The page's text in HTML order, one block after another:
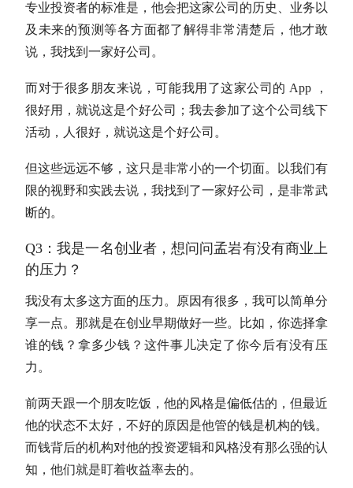
专业投资者的标准是，他会把这家公司的历史、业务以
及未来的预测等各方面都了解得非常清楚后，他才敢
说，我找到一家好公司。
而对于很多朋友来说，可能我用了这家公司的 App ，
很好用，就说这是个好公司；我去参加了这个公司线下
活动，人很好，就说这是个好公司。
但这些远远不够，这只是非常小的一个切面。以我们有
限的视野和实践去说，我找到了一家好公司，是非常武
断的。
Q3：我是一名创业者，想问问孟岩有没有商业上
的压力？
我没有太多这方面的压力。原因有很多，我可以简单分
享一点。那就是在创业早期做好一些。比如，你选择拿
谁的钱？拿多少钱？这件事儿决定了你今后有没有压
力。
前两天跟一个朋友吃饭，他的风格是偏低估的，但最近
他的状态不太好，不好的原因是他管的钱是机构的钱。
而钱背后的机构对他的投资逻辑和风格没有那么强的认
知，他们就是盯着收益率去的。